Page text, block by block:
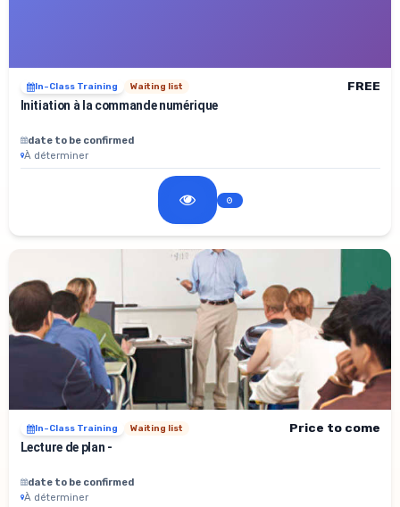
In-Class Training Waiting list
FREE
Initiation à la commande numérique
date to be confirmed
À déterminer
In-Class Training Waiting list
Price to come
Lecture de plan -
date to be confirmed
À déterminer